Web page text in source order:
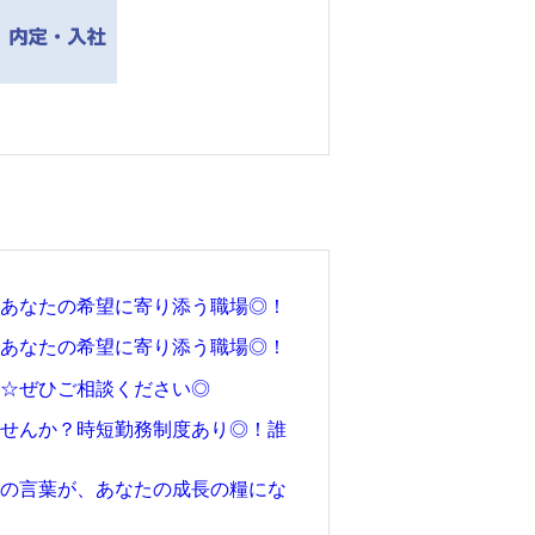
なたの希望に寄り添う職場◎！
なたの希望に寄り添う職場◎！
☆ぜひご相談ください◎
んか？時短勤務制度あり◎！誰
言葉が、あなたの成長の糧にな